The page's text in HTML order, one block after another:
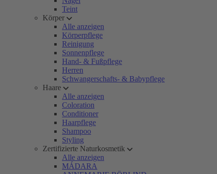
Teint
Körper
Alle anzeigen
Körperpflege
Reinigung
Sonnenpflege
Hand- & Fußpflege
Herren
Schwangerschafts- & Babypflege
Haare
Alle anzeigen
Coloration
Conditioner
Haarpflege
Shampoo
Styling
Zertifizierte Naturkosmetik
Alle anzeigen
MÁDARA